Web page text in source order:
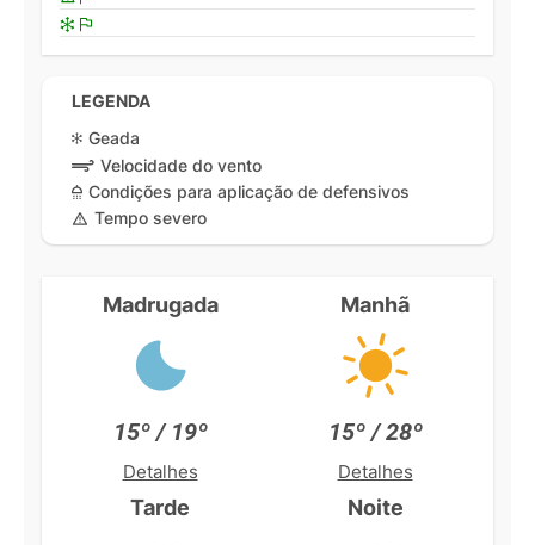
LEGENDA
Geada
Velocidade do vento
Condições para aplicação de defensivos
Tempo severo
Madrugada
15º / 19º
Detalhes
Manhã
15º / 28º
Detalhes
Tarde Noite